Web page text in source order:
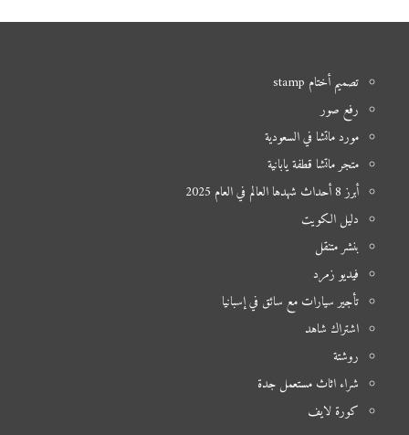
تصميم أختام stamp
رفع صور
مورد ماتشا في السعودية
متجر ماتشا قطفة يابانية
أبرز 8 أحداث شهدها العالم في العام 2025
دليل الكويت
بنشر متنقل
فيديو زمرد
تأجير سيارات مع سائق في إسبانيا
اشتراك شاهد
روشتة
شراء اثاث مستعمل جدة
كورة لايف